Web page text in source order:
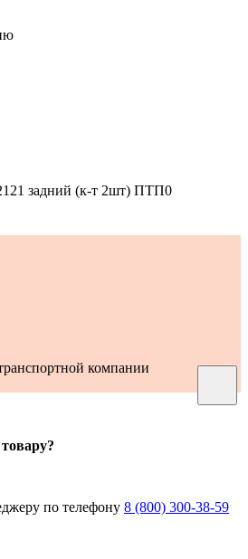
задний (к-т 2шт) ПТП0
компании
по телефону 8 (800) 300-38-59